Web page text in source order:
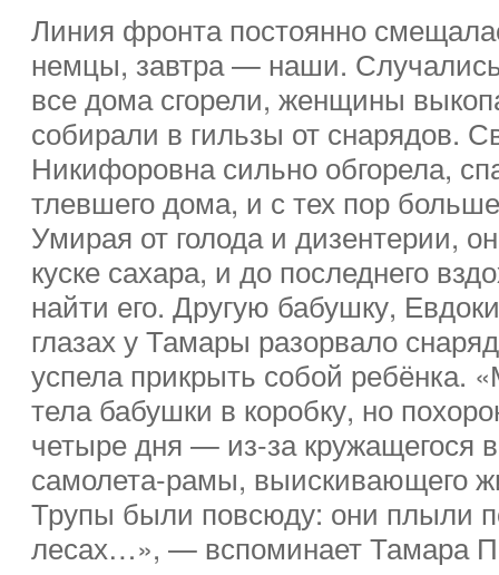
Линия фронта постоянно
немцы, завтра — наши.
все дома сгорели, женщины
собирали в гильзы от снарядов.
Никифоровна сильно обгорела,
тлевшего дома, и с тех пор
Умирая от голода и дизентерии,
куске сахара, и до последнего
найти его. Другую бабушку,
глазах у Тамары разорвало
успела прикрыть собой ребёнка.
тела бабушки в коробку, но
четыре дня — из-за кружащегося
самолета-рамы, выискивающего
Трупы были повсюду: они плыли
лесах…», — вспоминает Тамара